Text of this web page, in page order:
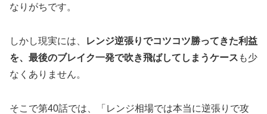
なりがちです。
しかし現実には、
レンジ逆張りでコツコツ勝ってきた利益
を、最後のブレイク一発で吹き飛ばしてしまうケース も少
なくありません。
そこで第40話では、「レンジ相場では本当に逆張りで攻